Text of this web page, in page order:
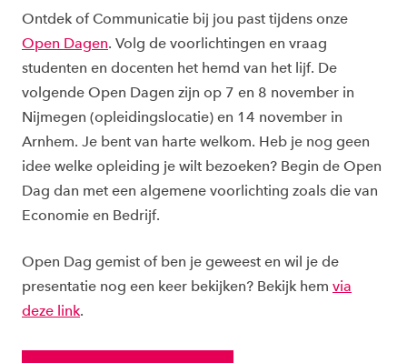
Ontdek of Communicatie bij jou past tijdens onze
Open Dagen. Volg de voorlichtingen en vraag
studenten en docenten het hemd van het lijf. De
volgende Open Dagen zijn op 7 en 8 november in
Nijmegen (opleidingslocatie) en 14 november in
Arnhem. Je bent van harte welkom. Heb je nog geen
idee welke opleiding je wilt bezoeken? Begin de Open
Dag dan met een algemene voorlichting zoals die van
Economie en Bedrijf.
Open Dag gemist of ben je geweest en wil je de
presentatie nog een keer bekijken? Bekijk hem via
deze link.